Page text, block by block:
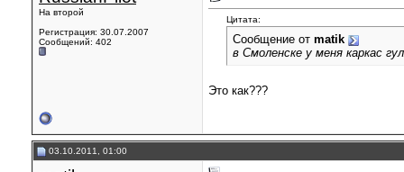
На второй
Регистрация: 30.07.2007
Сообщений: 402
Цитата:
Сообщение от matik
в Смоленске у меня каркас
Это как???
03.10.2011, 01:00